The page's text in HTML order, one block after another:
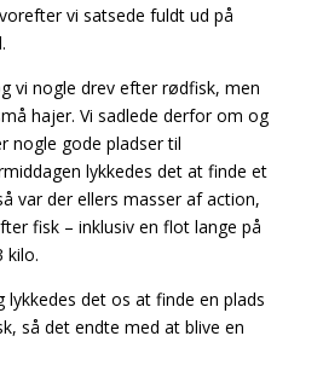
vi satsede fuldt ud på
vi nogle drev efter rødfisk, men
hajer. Vi sadlede derfor om og
nogle gode pladser til
lykkedes det at finde et
var der ellers masser af action,
fisk – inklusiv en flot lange på
kilo.
lykkedes det os at finde en plads
så det endte med at blive en